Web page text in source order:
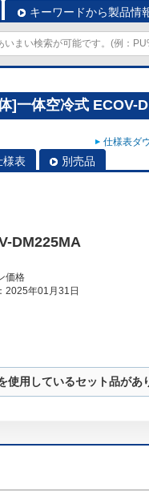
キーワードから製品情
]一体空冷式 ECOV-
仕様表ダ
様表 別売品
DM225MA
価格
2025年01月31日
使用しているセット品があ